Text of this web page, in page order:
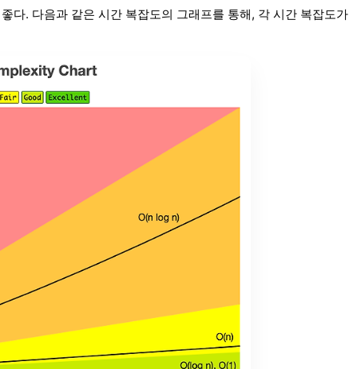
다. 다음과 같은 시간 복잡도의 그래프를 통해, 각 시간 복잡도가